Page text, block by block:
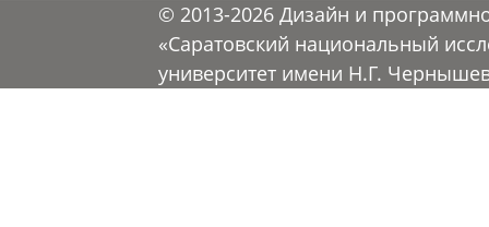
© 2013-2026 Дизайн и
«Саратовский национальный
университет имени Н.Г.